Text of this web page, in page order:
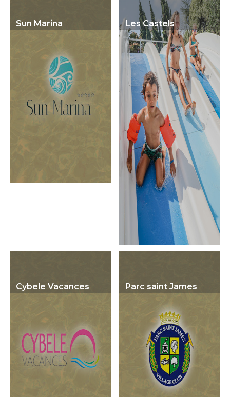
Sun Marina Les Castels
Cybele Vacances Parc saint James